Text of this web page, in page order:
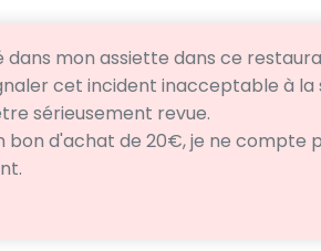
dans mon assiette dans ce
cet incident inacceptable à la
sérieusement revue.
d'achat de 20€, je ne compte